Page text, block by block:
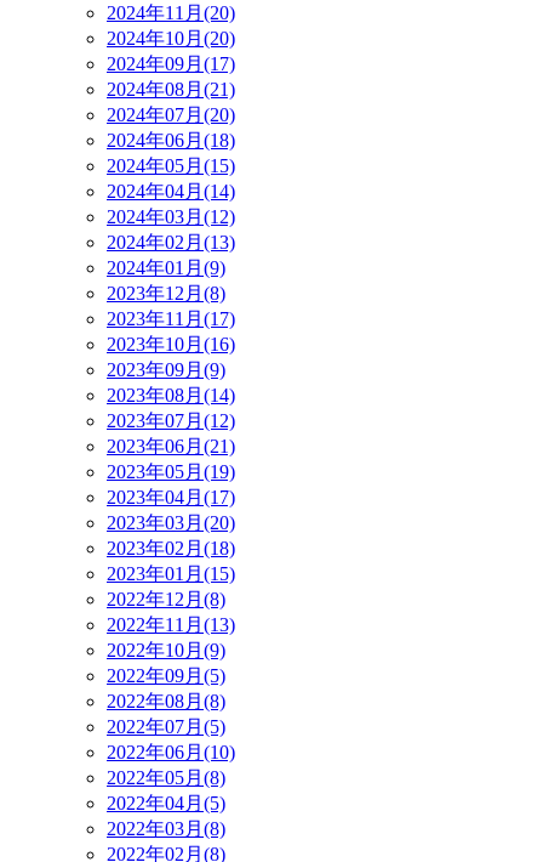
2024年11月(20)
2024年10月(20)
2024年09月(17)
2024年08月(21)
2024年07月(20)
2024年06月(18)
2024年05月(15)
2024年04月(14)
2024年03月(12)
2024年02月(13)
2024年01月(9)
2023年12月(8)
2023年11月(17)
2023年10月(16)
2023年09月(9)
2023年08月(14)
2023年07月(12)
2023年06月(21)
2023年05月(19)
2023年04月(17)
2023年03月(20)
2023年02月(18)
2023年01月(15)
2022年12月(8)
2022年11月(13)
2022年10月(9)
2022年09月(5)
2022年08月(8)
2022年07月(5)
2022年06月(10)
2022年05月(8)
2022年04月(5)
2022年03月(8)
2022年02月(8)